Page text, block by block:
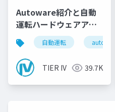
Autoware紹介と自動
運転ハードウェアアー
キテクチャ
自動運転 autoware
TIER IV 39.7K